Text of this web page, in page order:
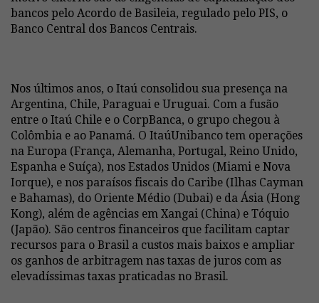
bancos pelo Acordo de Basileia, regulado pelo PIS, o
Banco Central dos Bancos Centrais.
Nos últimos anos, o Itaú consolidou sua presença na
Argentina, Chile, Paraguai e Uruguai. Com a fusão
entre o Itaú Chile e o CorpBanca, o grupo chegou à
Colômbia e ao Panamá. O ItaúUnibanco tem operações
na Europa (França, Alemanha, Portugal, Reino Unido,
Espanha e Suíça), nos Estados Unidos (Miami e Nova
Iorque), e nos paraísos fiscais do Caribe (Ilhas Cayman
e Bahamas), do Oriente Médio (Dubai) e da Ásia (Hong
Kong), além de agências em Xangai (China) e Tóquio
(Japão). São centros financeiros que facilitam captar
recursos para o Brasil a custos mais baixos e ampliar
os ganhos de arbitragem nas taxas de juros com as
elevadíssimas taxas praticadas no Brasil.